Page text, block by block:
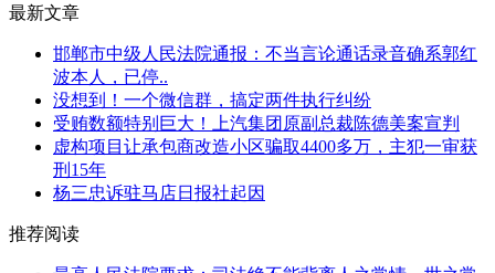
最新文章
邯郸市中级人民法院通报：不当言论通话录音确系郭红
波本人，已停..
没想到！一个微信群，搞定两件执行纠纷
受贿数额特别巨大！上汽集团原副总裁陈德美案宣判
虚构项目让承包商改造小区骗取4400多万，主犯一审获
刑15年
杨三忠诉驻马店日报社起因
推荐阅读